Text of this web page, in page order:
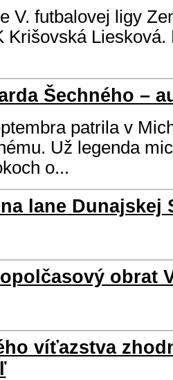
V. futbalovej ligy
Krišovská
Šechného –
patrila v
Už legenda
o...
lane Dunajskej
obrat
víťazstva